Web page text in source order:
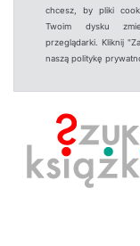
chcesz, by pliki
Twoim dysku
przeglądarki. Kliknij
naszą politykę